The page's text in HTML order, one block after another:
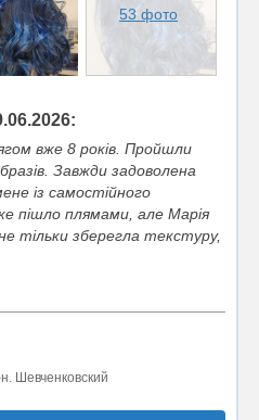
53 фото
вже 8 років. Пройшли
Завжди задоволена
із самостійного
пішло плямами, але Марія
тільки зберегла текстуру,
Шевченковский